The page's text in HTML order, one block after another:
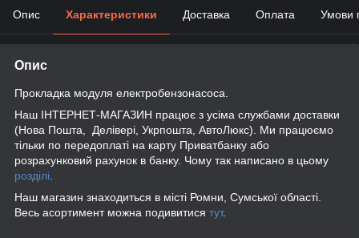
Опис Характеристики Доставка Оплата Умови
Опис
Прокладка модуля електробензонасоса.
Наш ІНТЕРНЕТ-МАГАЗИН працює з усіма службами доставки
(Нова Пошта, Делівері, Укрпошта, АвтоЛюкс). Ми працюємо
тільки по передоплаті на карту Приватбанку або
розрахунковий рахунок в банку. Чому так написано в цьому
розділі
Наш магазин знаходиться в місті Ромни, Сумської області.
Весь асортимент можна подивитися тут.